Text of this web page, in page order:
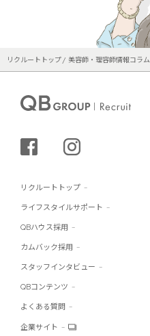
リクルートトップ 美容師・理容師情報コラム
シェアする
リクルートトップ
ライフスタイルサポート
QBハウス採用
カムバック採用
スタッフインタビュー
QBコンテンツ
よくある質問
企業サイト